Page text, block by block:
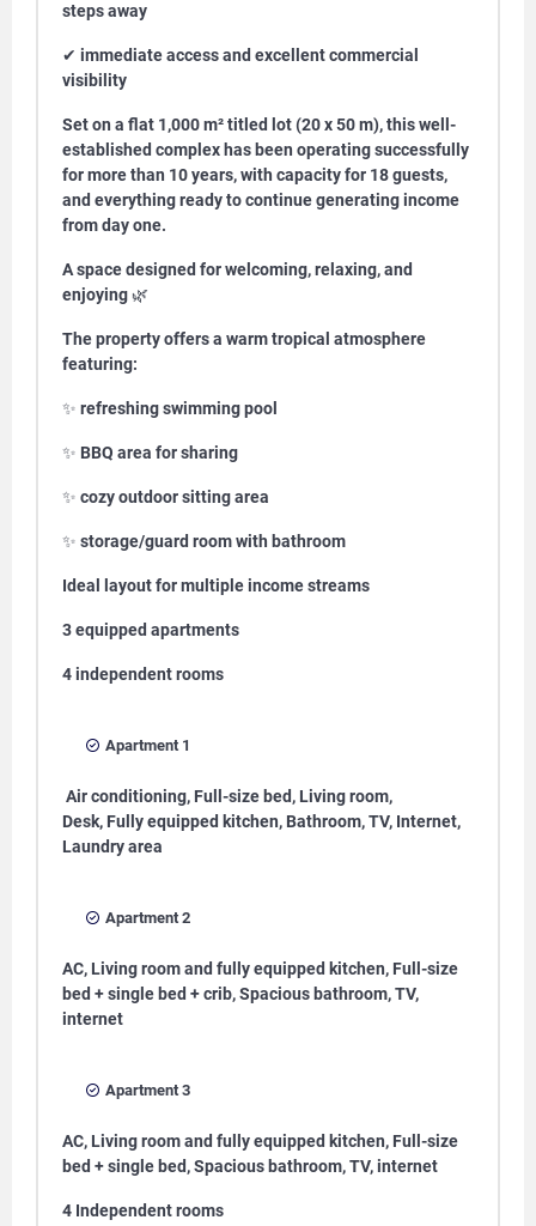
steps away
✔ immediate access and excellent commercial
visibility
Set on a flat 1,000 m² titled lot (20 x 50 m), this well-
established complex has been operating successfully
for more than 10 years, with capacity for 18 guests,
and everything ready to continue generating income
from day one.
A space designed for welcoming, relaxing, and
enjoying🌿
The property offers a warm tropical atmosphere
featuring:
✨ refreshing swimming pool
✨ BBQ area for sharing
✨ cozy outdoor sitting area
✨ storage/guard room with bathroom
Ideal layout for multiple income streams
3 equipped apartments
4 independent rooms
Apartment 1
Air conditioning, Full-size bed, Living room,
Desk, Fully equipped kitchen, Bathroom, TV, Internet,
Laundry area
Apartment 2
AC, Living room and fully equipped kitchen, Full-size
bed + single bed + crib, Spacious bathroom, TV,
internet
Apartment 3
AC, Living room and fully equipped kitchen, Full-size
bed + single bed, Spacious bathroom, TV, internet
4 Independent rooms